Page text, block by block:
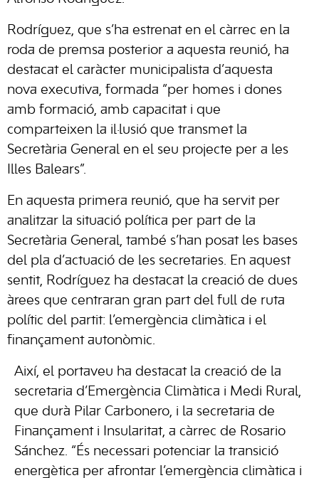
Rodríguez, que s’ha estrenat en el càrrec en la
roda de premsa posterior a aquesta reunió, ha
destacat el caràcter municipalista d’aquesta
nova executiva, formada “per homes i dones
amb formació, amb capacitat i que
comparteixen la il·lusió que transmet la
Secretària General en el seu projecte per a les
Illes Balears”.
En aquesta primera reunió, que ha servit per
analitzar la situació política per part de la
Secretària General, també s’han posat les bases
del pla d’actuació de les secretaries. En aquest
sentit, Rodríguez ha destacat la creació de dues
àrees que centraran gran part del full de ruta
polític del partit: l’emergència climàtica i el
finançament autonòmic.
Així, el portaveu ha destacat la creació de la
secretaria d’Emergència Climàtica i Medi Rural,
que durà Pilar Carbonero, i la secretaria de
Finançament i Insularitat, a càrrec de Rosario
Sánchez. “És necessari potenciar la transició
energètica per afrontar l’emergència climàtica i